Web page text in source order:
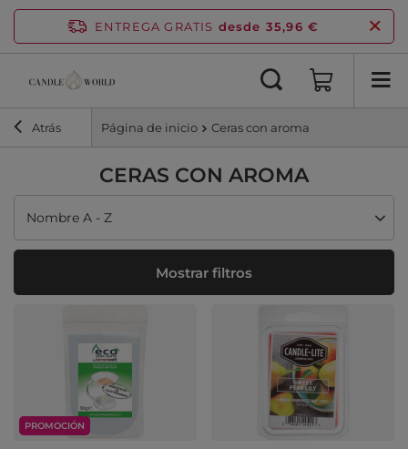
ENTREGA GRATIS desde 35,96 €
Atrás Página de inicio Ceras con aroma
CERAS CON AROMA
Cambiar ordenación
Nombre A - Z
Mostrar filtros
PROMOCIÓN